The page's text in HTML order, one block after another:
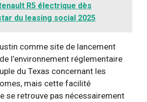
R5 électrique dès
du leasing social 2025
comme site de lancement
l’environnement réglementaire
du Texas concernant les
mais cette facilité
se retrouve pas nécessairement